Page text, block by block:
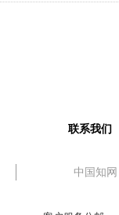
联系我们
中国知网